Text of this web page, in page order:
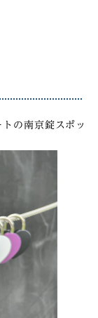
の南京錠スポッ